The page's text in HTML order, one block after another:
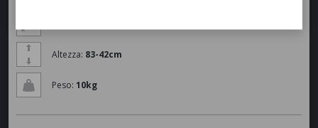
Altezza: 83-42cm
Peso:10kg